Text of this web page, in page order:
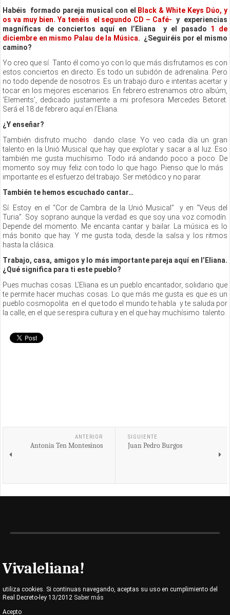
Habéis formado pareja musical con el
Black & White Keys Dúo, y
os va muy bien. Ya tenéis el segundo CD – Café- y experiencias
magníficas de conciertos aquí en l’Eliana y el pasado 1 de
diciembre en mismo Palau de la Música. ¿Seguiréis por el mismo
camino?
Yo creo que sí. Tanto él como yo con lo que más disfrutamos es con
estos conciertos en directo. Es todo un subidón de adrenalina. Pero
no todo depende de nosotros. Es un trabajo duro e intentas acertar y
tocar en los mejores escenarios. En febrero estrenamos otro albúm,
‘Elements’, dedicado justamente a mi profesora Mercedes Betoret.
Será el 18 de febrero aquí en l’Eliana.
¿Y enseñar?
También disfruto mucho dando clase. Yo veo cada día un gran
talento en la Unió Musical que hay que explotar y sacar a al luz. Eso
también me gusta muchísimo. Todo irá andando poco a poco. De
momento soy muy feliz con todo lo que hago. Pienso que lo más
importante es el esfuerzo del trabajo. Ser metódico y no parar.
También te hemos escuchado cantar…
Sí. Estoy en el “Cor de Cambra de la Unió Musical” y en “Veus del
Turia”. Soy soprano aunque la verdad es que soy una voz comodín.
Depende del momento. Me encanta cantar y bailar. La música es lo
más bonito que hay. Y me gusta toda, desde la salsa y los ritmos
hasta la clásica.
Trabajo, casa, amigos y lo más importante pareja aquí en l’Eliana.
¿Qué significa para ti este pueblo?
Pues muchas cosas. L’Eliana es un pueblo encantador, solidario que
te permite hacer muchas cosas. Lo que más me gusta es que es un
pueblo cosmopolita en el que todo el mundo te habla y te saluda por
la calle, en el que se respira cultura y en el que hay muchísimo talento.
ANTERIOR
Antonia Ten Montesinos
SIGUIENTE
Juan Pedro Burgos
Vivaleliana!
utiliza cookies. Si continuas navegando, aceptas su uso en cumplimiento del
Real Decreto-ley 13/2012 Saber más
Acepto